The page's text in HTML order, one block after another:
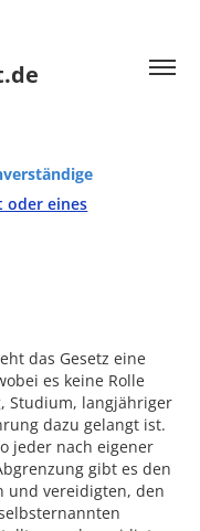
oder eines
das Gesetz eine
es keine Rolle
Studium, langjähriger
dazu gelangt ist.
jeder nach eigener
gibt es den
und vereidigten, den